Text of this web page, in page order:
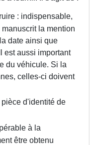
: indispensable,
la mention
date ainsi que
est aussi important
du véhicule. Si la
celles-ci doivent
d'identité de
à la
être obtenu